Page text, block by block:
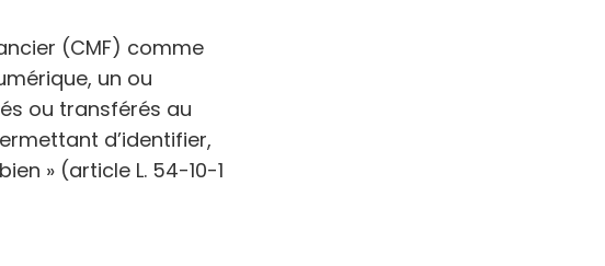
(CMF) comme
un ou
ou transférés au
d’identifier,
» (article L. 54-10-1